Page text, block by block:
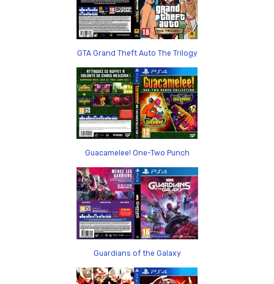
GTA Grand Theft Auto The Trilogy
Guacamelee! One-Two Punch
Guardians of the Galaxy